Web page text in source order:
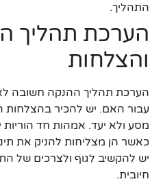
התהליך.
הערכת תהליך
והצלחות
הערכת תהליך ההנקה חשובה
עבור האם. יש להכיר בהצלחות
מסע ולא יעד. אמהות חד הוריות
כאשר הן מצליחות להניק את
יש להקשיב לגוף ולצרכים של
חיובית.